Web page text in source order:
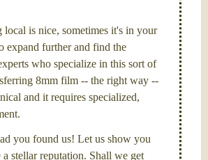
local is nice, sometimes it's in your
expand further and find the
who specialize in this sort of
8mm film -- the right way --
and it requires specialized,
you found us! Let us show you
stellar reputation. Shall we get